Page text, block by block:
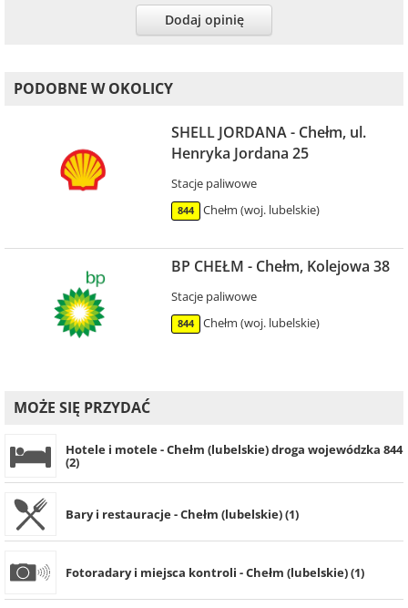
Dodaj opinię
PODOBNE W OKOLICY
SHELL JORDANA - Chełm, ul.
Henryka Jordana 25
Stacje paliwowe
844 Chełm (woj. lubelskie)
BP CHEŁM - Chełm, Kolejowa 38
Stacje paliwowe
844 Chełm (woj. lubelskie)
MOŻE SIĘ PRZYDAĆ
Hotele i motele - Chełm (lubelskie) droga wojewódzka 844
(2)
Bary i restauracje - Chełm (lubelskie) (1)
Fotoradary i miejsca kontroli - Chełm (lubelskie) (1)